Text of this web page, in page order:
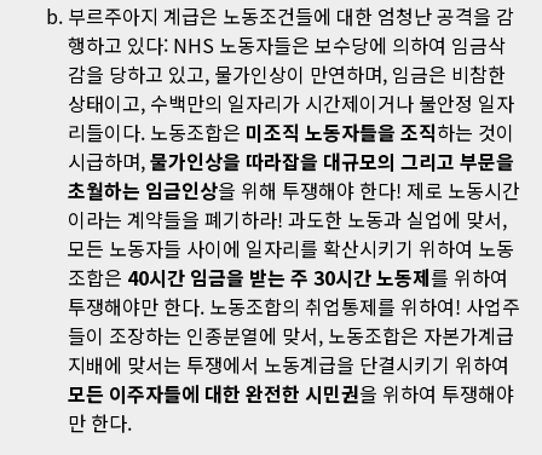
부르주아지 계급은 노동조건들에 대한 엄청난 공격을 감
행하고 있다: NHS 노동자들은 보수당에 의하여 임금삭
감을 당하고 있고, 물가인상이 만연하며, 임금은 비참한
상태이고, 수백만의 일자리가 시간제이거나 불안정 일자
리들이다. 노동조합은 미조직 노동자들을 조직하는 것이
시급하며,물가인상을 따라잡을 대규모의 그리고 부문을
초월하는 임금인상을 위해 투쟁해야 한다! 제로 노동시간
이라는 계약들을 폐기하라! 과도한 노동과 실업에 맞서,
모든 노동자들 사이에 일자리를 확산시키기 위하여 노동
조합은 40시간 임금을 받는 주 30시간 노동제를 위하여
투쟁해야만 한다. 노동조합의 취업통제를 위하여! 사업주
들이 조장하는 인종분열에 맞서, 노동조합은 자본가계급
지배에 맞서는 투쟁에서 노동계급을 단결시키기 위하여
모든 이주자들에 대한 완전한 시민권을 위하여 투쟁해야
만 한다.